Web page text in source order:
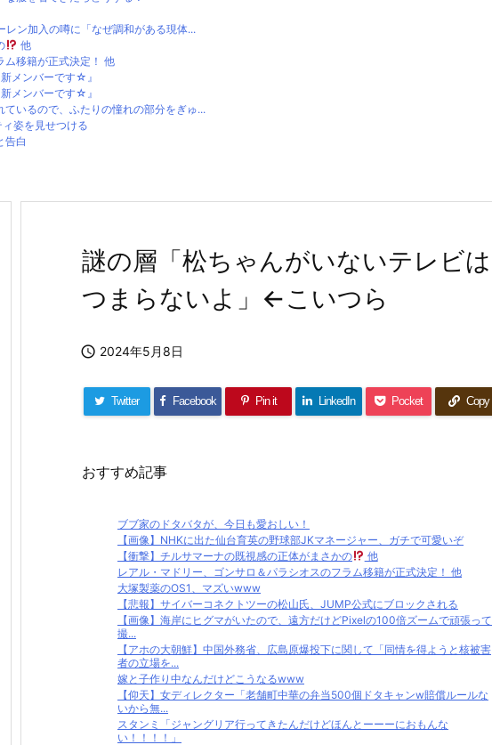
ン加入の噂に「なぜ調和がある現体...
他
ム移籍が正式決定！ 他
メンバーです☆』
メンバーです☆』
いるので、ふたりの憧れの部分をぎゅ...
姿を見せつける
告白
謎の層「松ちゃんがいないテレビは
つまらないよ」←こいつら
 2024年5月8日
Twitter Facebook Pin it LinkedIn Pocket Copy
おすすめ記事
ブブ家のドタバタが、今日も愛おしい！
【画像】NHKに出た仙台育英の野球部JKマネージャー、ガチで可愛いぞ
【衝撃】チルサマーナの既視感の正体がまさかの
他
レアル・マドリー、ゴンサロ＆パラシオスのフラム移籍が正式決定！ 他
大塚製薬のOS1、マズいwww
【悲報】サイバーコネクトツーの松山氏、JUMP公式にブロックされる
【画像】海岸にヒグマがいたので、遠方だけどPixelの100倍ズームで頑張って
撮...
【アホの大朝鮮】中国外務省、広島原爆投下に関して「同情を得ようと核被害
者の立場を...
嫁と子作り中なんだけどこうなるwww
【仰天】女ディレクター「老舗町中華の弁当500個ドタキャンw賠償ルールな
いから無...
スタンミ「ジャングリア行ってきたんだけどほんとーーーにおもんな
い！！！！」